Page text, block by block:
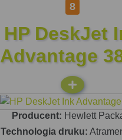
8
HP DeskJet
Advantage
Producent: Hewlett
Technologia druku: